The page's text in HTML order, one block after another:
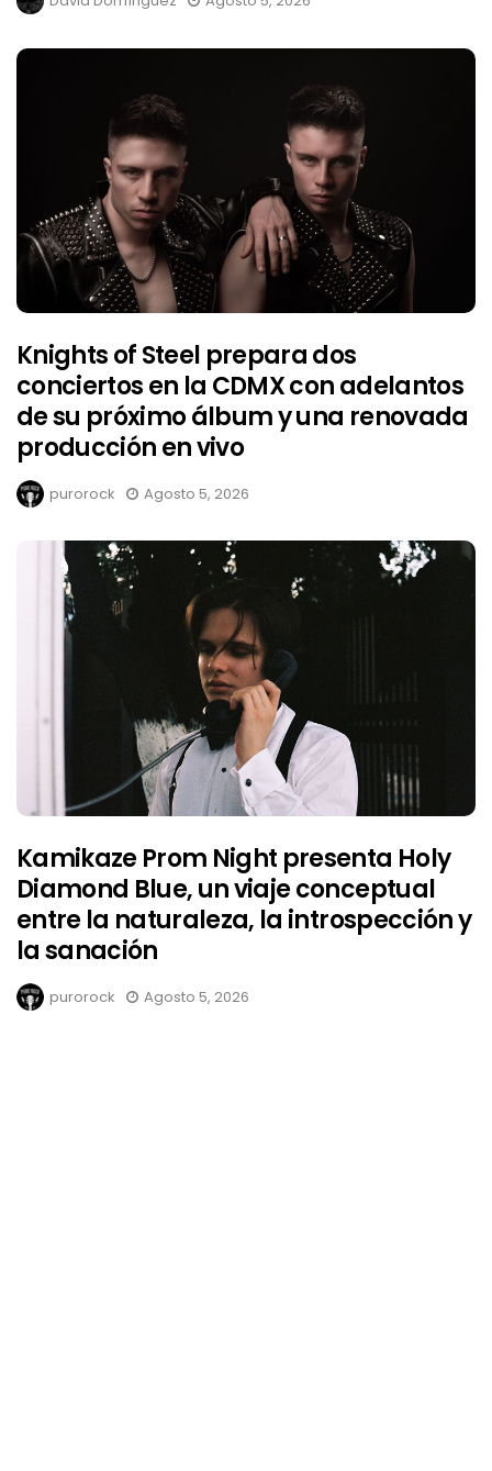
Knights of Steel prepara dos
conciertos en la CDMX con adelantos
de su próximo álbum y una renovada
producción en vivo
purorock Agosto 5, 2026
Kamikaze Prom Night presenta Holy
Diamond Blue, un viaje conceptual
entre la naturaleza, la introspección y
la sanación
purorock Agosto 5, 2026